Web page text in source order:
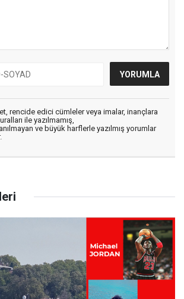
rencide edici cümleler veya imalar, inançlara
ile yazılmamış,
ve büyük harflerle yazılmış yorumlar